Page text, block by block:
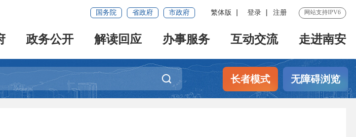
国务院 省政府 市政府 繁体版 登录 注册 网站支持IPV6
政务公开 解读回应 办事服务 互动交流 走进南安
长者模式 无障碍浏览